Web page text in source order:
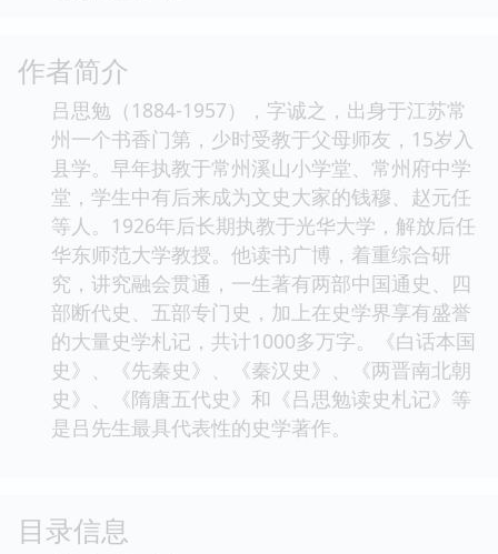
作者简介
吕思勉（1884-1957），字诚之，出身于江苏常
州一个书香门第，少时受教于父母师友，15岁入
县学。早年执教于常州溪山小学堂、常州府中学
堂，学生中有后来成为文史大家的钱穆、赵元任
等人。1926年后长期执教于光华大学，解放后任
华东师范大学教授。他读书广博，着重综合研
究，讲究融会贯通，一生著有两部中国通史、四
部断代史、五部专门史，加上在史学界享有盛誉
的大量史学札记，共计1000多万字。《白话本国
史》、《先秦史》、《秦汉史》、《两晋南北朝
史》、《隋唐五代史》和《吕思勉读史札记》等
是吕先生最具代表性的史学著作。
目录信息